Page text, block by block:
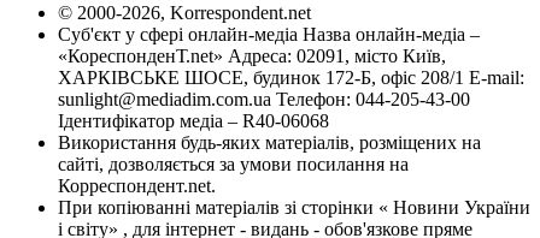
© 2000-2026, Korrespondent.net
Суб'єкт у сфері онлайн-медіа Назва онлайн-медіа –
«КореспонденТ.net» Адреса: 02091, місто Київ,
ХАРКІВСЬКЕ ШОСЕ, будинок 172-Б, офіс 208/1 E-mail:
sunlight@mediadim.com.ua Телефон: 044-205-43-00
Ідентифікатор медіа – R40-06068
Використання будь-яких матеріалів, розміщених на
сайті, дозволяється за умови посилання на
Корреспондент.net.
При копіюванні матеріалів зі сторінки « Новини України
і світу» , для інтернет - видань - обов'язкове пряме